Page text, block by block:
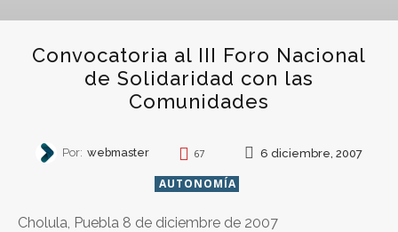
Convocatoria al III Foro Nacional
de Solidaridad con las
Comunidades
Por: webmaster 67 6 diciembre, 2007
AUTONOMÍA
Cholula, Puebla 8 de diciembre de 2007